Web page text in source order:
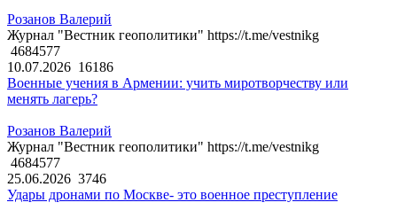
Розанов Валерий
Журнал "Вестник геополитики" https://t.me/vestnikg
4684577
10.07.2026 16186
Военные учения в Армении: учить миротворчеству или
менять лагерь?
Розанов Валерий
Журнал "Вестник геополитики" https://t.me/vestnikg
4684577
25.06.2026 3746
Удары дронами по Москве- это военное преступление